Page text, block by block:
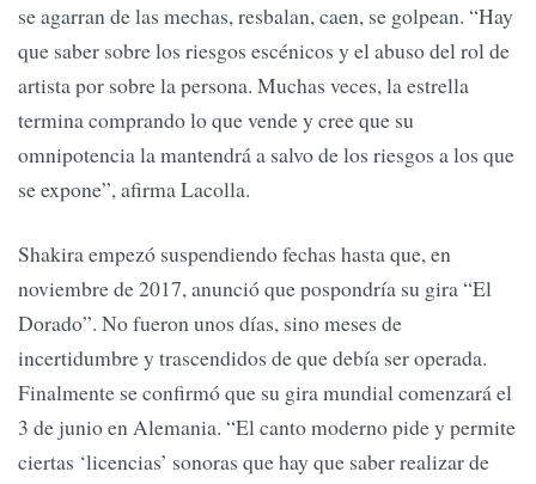
se agarran de las mechas, resbalan, caen, se golpean. “Hay
que saber sobre los riesgos escénicos y el abuso del rol de
artista por sobre la persona. Muchas veces, la estrella
termina comprando lo que vende y cree que su
omnipotencia la mantendrá a salvo de los riesgos a los que
se expone”, afirma Lacolla.
Shakira empezó suspendiendo fechas hasta que, en
noviembre de 2017, anunció que pospondría su gira “El
Dorado”. No fueron unos días, sino meses de
incertidumbre y trascendidos de que debía ser operada.
Finalmente se confirmó que su gira mundial comenzará el
3 de junio en Alemania. “El canto moderno pide y permite
ciertas ‘licencias’ sonoras que hay que saber realizar de